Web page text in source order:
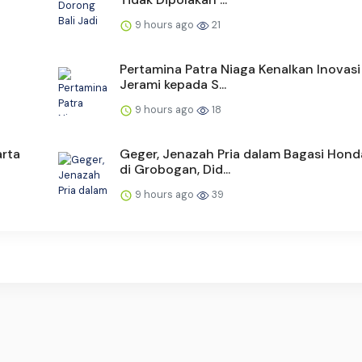
9 hours ago 21
Pertamina Patra Niaga Kenalkan
Jerami kepada S...
9 hours ago 18
Geger, Jenazah Pria dalam Bagasi
di Grobogan, Did...
9 hours ago 39